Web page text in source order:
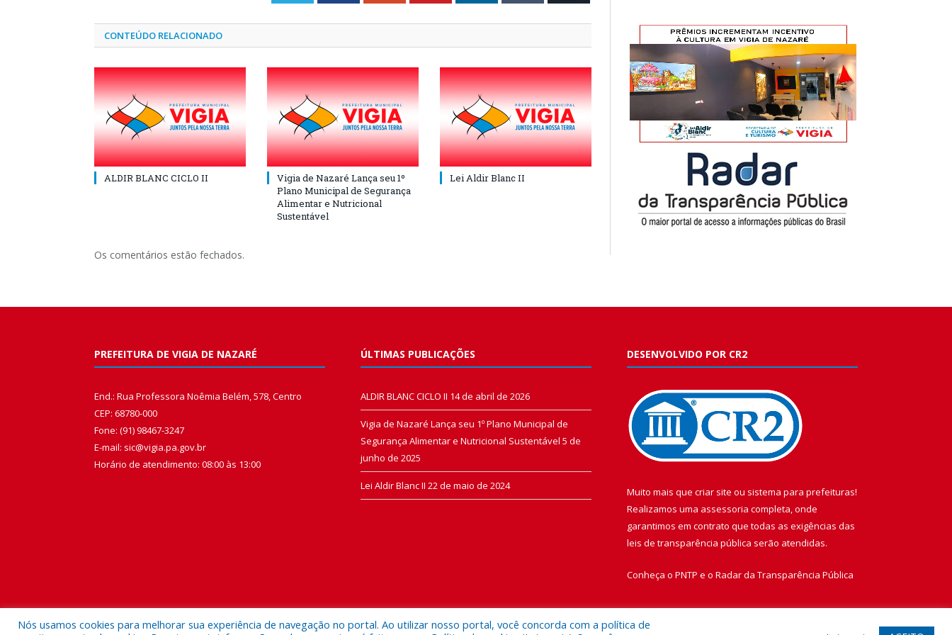
CONTEÚDO RELACIONADO
ALDIR BLANC CICLO II
Vigia de Nazaré Lança seu 1º
Plano Municipal de Segurança
Alimentar e Nutricional
Sustentável
Lei Aldir Blanc II
Os comentários estão fechados.
PREFEITURA DE VIGIA DE NAZARÉ
End.: Rua Professora Noêmia Belém, 578, Centro
CEP: 68780-000
Fone: (91) 98467-3247
E-mail: sic@vigia.pa.gov.br
Horário de atendimento: 08:00 às 13:00
ÚLTIMAS PUBLICAÇÕES
ALDIR BLANC CICLO II 14 de abril de 2026
Vigia de Nazaré Lança seu 1º Plano Municipal de
Segurança Alimentar e Nutricional Sustentável 5 de
junho de 2025
Lei Aldir Blanc II 22 de maio de 2024
DESENVOLVIDO POR CR2
Muito mais que criar site ou sistema para prefeituras!
Realizamos uma assessoria completa, onde
garantimos em contrato que todas as exigências das
leis de transparência pública serão atendidas.
Conheça o PNTP e o Radar da Transparência Pública
Nós usamos cookies para melhorar sua experiência de navegação no portal. Ao utilizar nosso portal, você concorda com a política de